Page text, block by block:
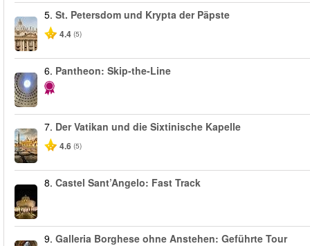
5. St. Petersdom und Krypta der Päpste
4.4 (5)
6. Pantheon: Skip-the-Line
7. Der Vatikan und die Sixtinische Kapelle
4.6 (5)
8. Castel Sant’Angelo: Fast Track
9. Galleria Borghese ohne Anstehen: Geführte Tour